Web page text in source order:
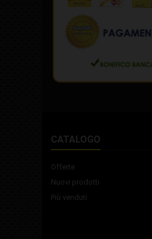
CATALOGO
Offerte
Nuovi prodotti
Più venduti